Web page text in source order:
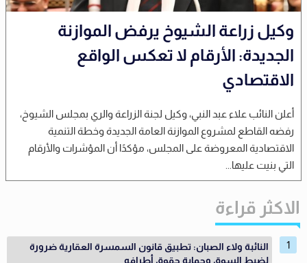
وكيل زراعة الشيوخ يرفض الموازنة
الجديدة: الأرقام لا تعكس الواقع
الاقتصادي
أعلن النائب علاء عبد النبي، وكيل لجنة الزراعة والري بمجلس الشيوخ،
رفضه القاطع لمشروع الموازنة العامة الجديدة وخطة التنمية
الاقتصادية المعروضة على المجلس، مؤكدًا أن المؤشرات والأرقام
التي بنيت عليها...
الاكثر قراءة
النائبة ولاء الصبان: تطبيق قانون السمسرة العقارية ضرورة
لضبط السوق وحماية حقوق أطرافه